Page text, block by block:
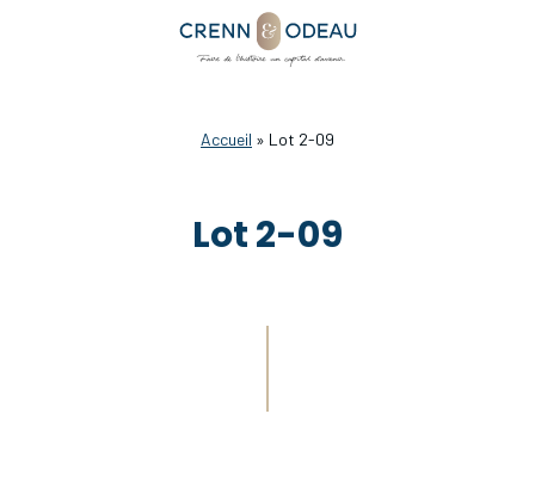
Accueil » Lot 2-09
Lot 2-09